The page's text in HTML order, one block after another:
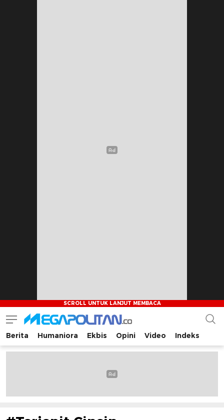
Megapolitan.co
Menyajikan berita-berita fakta bagi pembaca
Berita Humaniora Ekbis Opini Video Indeks